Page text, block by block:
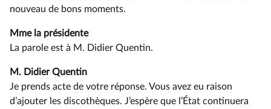
nouveau de bons moments.
Mme la présidente
La parole est à M. Didier Quentin.
M. Didier Quentin
Je prends acte de votre réponse. Vous avez eu raison
d’ajouter les discothèques. J’espère que l’État continuera